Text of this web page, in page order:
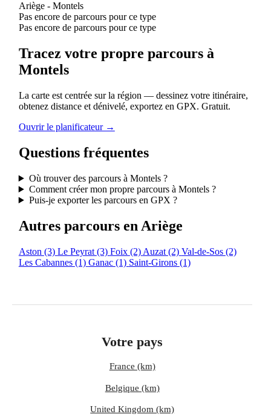
Ariège - Montels
Pas encore de parcours pour ce type
Pas encore de parcours pour ce type
Tracez votre propre parcours à
Montels
La carte est centrée sur la région — dessinez votre itinéraire,
obtenez distance et dénivelé, exportez en GPX. Gratuit.
Ouvrir le planificateur →
Questions fréquentes
Où trouver des parcours à Montels ?
Comment créer mon propre parcours à Montels ?
Puis-je exporter les parcours en GPX ?
Autres parcours en Ariège
Aston (3) Le Peyrat (3) Foix (2) Auzat (2) Val-de-Sos (2)
Les Cabannes (1) Ganac (1) Saint-Girons (1)
Votre pays
France (km)
Belgique (km)
United Kingdom (km)